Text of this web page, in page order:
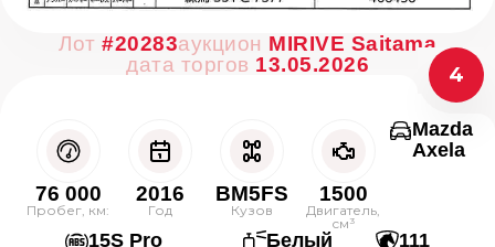
Лот #20283аукцион MIRIVE Saitama
дата торгов 13.05.2026 4
76 000
Пробег, км:
2016
Год
BM5FS
Кузов
1500
Двигатель,
см³
Mazda
Axela
15S Pro
Белый 111